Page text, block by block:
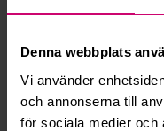
Denna webbplats
Vi använder
och annonserna till
för sociala medier och
Hur fungerar
Kan jag ångra ett bud?
Kan ni frakta mina